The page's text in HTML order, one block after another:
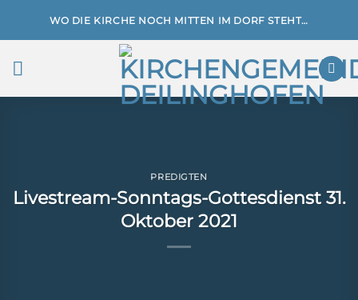
WO DIE KIRCHE NOCH MITTEN IM DORF STEHT…
PREDIGTEN
Livestream-Sonntags-Gottesdienst 31.
Oktober 2021